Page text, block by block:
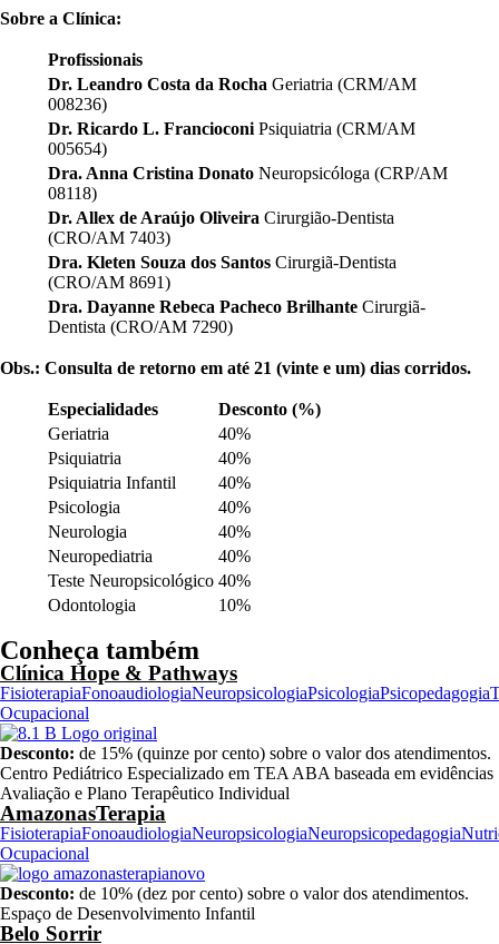
Sobre a Clínica:
Profissionais
Dr. Leandro Costa da Rocha Geriatria (CRM/AM
008236)
Dr. Ricardo L. Francioconi Psiquiatria (CRM/AM
005654)
Dra. Anna Cristina Donato Neuropsicóloga (CRP/AM
08118)
Dr. Allex de Araújo Oliveira Cirurgião-Dentista
(CRO/AM 7403)
Dra. Kleten Souza dos Santos Cirurgiã-Dentista
(CRO/AM 8691)
Dra. Dayanne Rebeca Pacheco Brilhante Cirurgiã-
Dentista (CRO/AM 7290)
Obs.: Consulta de retorno em até 21 (vinte e um) dias corridos.
Especialidades
Desconto (%)
Geriatria
40%
Psiquiatria
40%
Psiquiatria Infantil
40%
Psicologia
40%
Neurologia
40%
Neuropediatria
40%
Teste Neuropsicológico 40%
Odontologia
10%
Conheça também
Clínica Hope & Pathways
FisioterapiaFonoaudiologiaNeuropsicologiaPsicologiaPsicopedagogia
Ocupacional
Desconto: de 15% (quinze por cento) sobre o valor dos atendimentos.
Centro Pediátrico Especializado em TEA ABA baseada em evidências
Avaliação e Plano Terapêutico Individual
AmazonasTerapia
FisioterapiaFonoaudiologiaNeuropsicologiaNeuropsicopedagogia
Ocupacional
Desconto: de 10% (dez por cento) sobre o valor dos atendimentos.
Espaço de Desenvolvimento Infantil
Belo Sorrir